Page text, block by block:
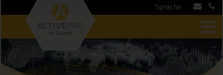
Sprache